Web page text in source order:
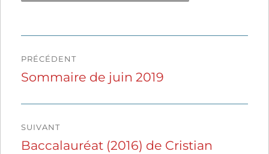
de
PRÉCÉDENT
Publication
Sommaire de juin 2019
SUIVANT
Publication
Baccalauréat (2016) de Cristian